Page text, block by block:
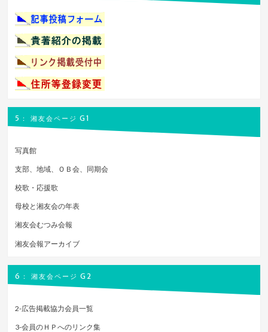
5： 湘友会ページ G1
写真館
支部、地域、ＯＢ会、同期会
校歌・応援歌
母校と湘友会の年表
湘友会むつみ会報
湘友会報アーカイブ
6： 湘友会ページ G2
2-広告掲載協力会員一覧
3-会員のＨＰへのリンク集